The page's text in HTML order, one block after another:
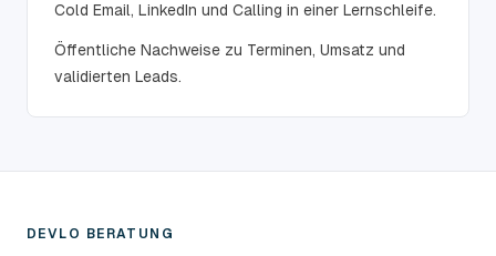
Cold Email, LinkedIn und Calling in einer Lernschleife.
Öffentliche Nachweise zu Terminen, Umsatz und
validierten Leads.
DEVLO BERATUNG